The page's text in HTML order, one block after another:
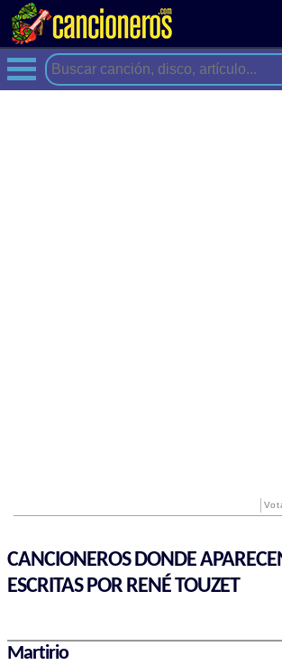
CANCIONEROS DONDE
ESCRITAS POR RENÉ TOUZET
Martirio